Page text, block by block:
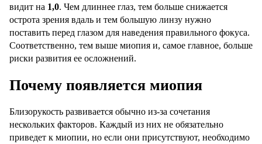
видит на 1,0. Чем длиннее глаз, тем больше снижается
острота зрения вдаль и тем большую линзу нужно
поставить перед глазом для наведения правильного фокуса.
Соответственно, тем выше миопия и, самое главное, больше
риски развития ее осложнений.
Почему появляется миопия
Близорукость развивается обычно из-за сочетания
нескольких факторов. Каждый из них не обязательно
приведет к миопии, но если они присутствуют, необходимо